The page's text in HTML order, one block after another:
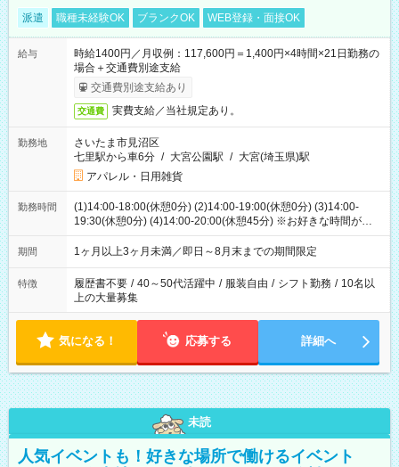
派遣 職種未経験OK ブランクOK WEB登録・面接OK
給与
時給1400円／月収例：117,600円＝1,400円×4時間×21日勤務の
場合＋交通費別途支給
交通費別途支給あり
交通費 実費支給／当社規定あり。
勤務地
さいたま市見沼区
七里駅から車6分 / 大宮公園駅 / 大宮(埼玉県)駅
アパレル・日用雑貨
勤務時間
(1)14:00-18:00(休憩0分) (2)14:00-19:00(休憩0分) (3)14:00-
19:30(休憩0分) (4)14:00-20:00(休憩45分) ※お好きな時間が選べ
ます
期間 1ヶ月以上3ヶ月未満／即日～8月末までの期間限定
特徴 履歴書不要 / 40～50代活躍中 / 服装自由 / シフト勤務 / 10名以
上の大量募集
気になる！ 応募する 詳細へ
未読
人気イベントも！好きな場所で働けるイベント